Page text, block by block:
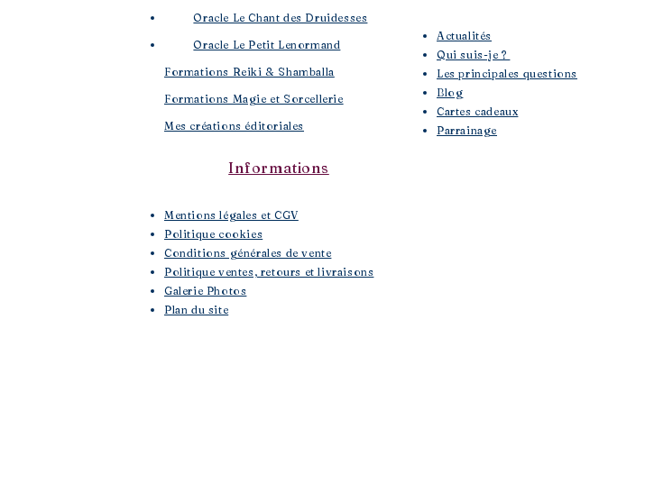
​Oracle Le Chant des Druidesses​
Oracle Le Petit Lenormand​
Formations Reiki & Shamballa
Formations Magie et Sorcellerie
Mes créations éditoriales
​Actualités
Qui suis-je ?
Les principales questions
Blog
Cartes cadeaux
Parrainage
Informations
Mentions légales et CGV
Politique cookies
Conditions générales de vente
Politique ventes, retours et livraisons
Galerie Photos
Plan du site